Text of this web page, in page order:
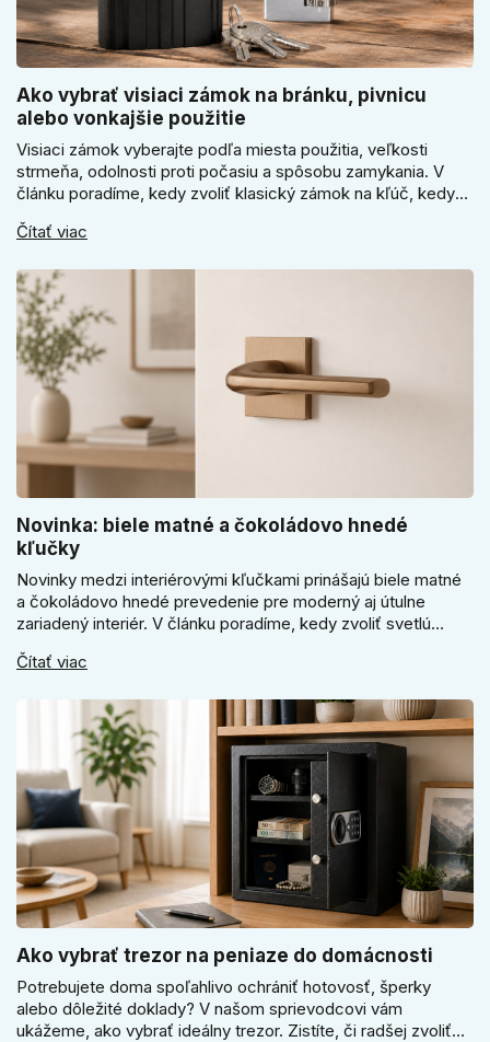
Ako vybrať visiaci zámok na bránku, pivnicu
alebo vonkajšie použitie
Visiaci zámok vyberajte podľa miesta použitia, veľkosti
strmeňa, odolnosti proti počasiu a spôsobu zamykania. V
článku poradíme, kedy zvoliť klasický zámok na kľúč, kedy
sa pri bránke, pivnici alebo záhradnom domčeku neoplatí
Čítať viac
Novinka: biele matné a čokoládovo hnedé
kľučky
Novinky medzi interiérovými kľučkami prinášajú biele matné
a čokoládovo hnedé prevedenie pre moderný aj útulne
zariadený interiér. V článku poradíme, kedy zvoliť svetlú
ako vyberať medzi okrúhlym a štvorcovým štítom. Nové
Čítať viac
Ako vybrať trezor na peniaze do domácnosti
Potrebujete doma spoľahlivo ochrániť hotovosť, šperky
alebo dôležité doklady? V našom sprievodcovi vám
ukážeme, ako vybrať ideálny trezor. Zistíte, či radšej zvoliť